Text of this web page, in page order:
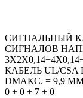
СИГНАЛЬНЫЙ
СИГНАЛОВ
КАБЕЛЬ UL/CSA
DMAКС. = 9,9 ММ
0 + 0 + 7 + 0